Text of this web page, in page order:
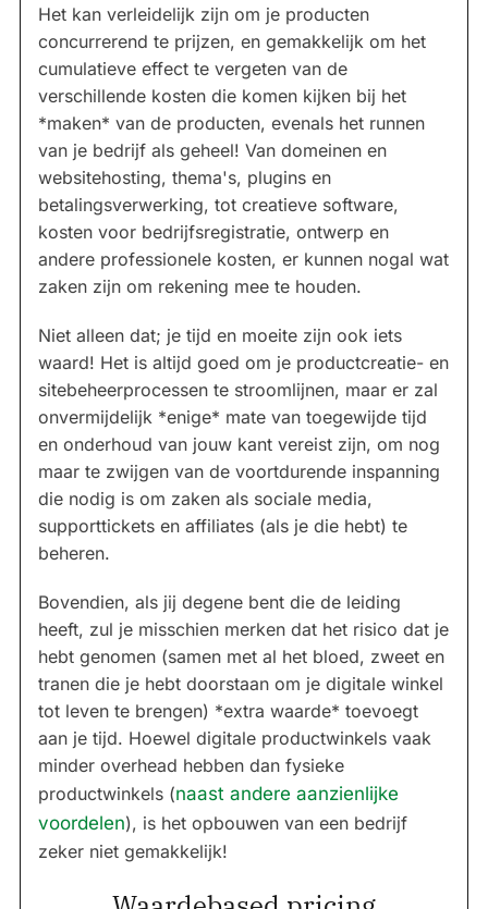
Het kan verleidelijk zijn om je producten
concurrerend te prijzen, en gemakkelijk om het
cumulatieve effect te vergeten van de
verschillende kosten die komen kijken bij het
*maken* van de producten, evenals het runnen
van je bedrijf als geheel! Van domeinen en
websitehosting, thema's, plugins en
betalingsverwerking, tot creatieve software,
kosten voor bedrijfsregistratie, ontwerp en
andere professionele kosten, er kunnen nogal wat
zaken zijn om rekening mee te houden.
Niet alleen dat; je tijd en moeite zijn ook iets
waard! Het is altijd goed om je productcreatie- en
sitebeheerprocessen te stroomlijnen, maar er zal
onvermijdelijk *enige* mate van toegewijde tijd
en onderhoud van jouw kant vereist zijn, om nog
maar te zwijgen van de voortdurende inspanning
die nodig is om zaken als sociale media,
supporttickets en affiliates (als je die hebt) te
beheren.
Bovendien, als jij degene bent die de leiding
heeft, zul je misschien merken dat het risico dat je
hebt genomen (samen met al het bloed, zweet en
tranen die je hebt doorstaan om je digitale winkel
tot leven te brengen) *extra waarde* toevoegt
aan je tijd. Hoewel digitale productwinkels vaak
minder overhead hebben dan fysieke
productwinkels (naast andere aanzienlijke
voordelen), is het opbouwen van een bedrijf
zeker niet gemakkelijk!